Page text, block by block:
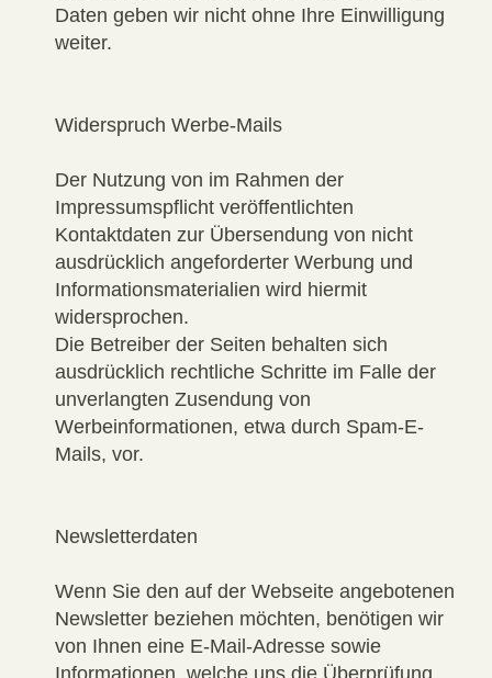
Daten geben wir nicht ohne Ihre Einwilligung
weiter.
Widerspruch Werbe-Mails
Der Nutzung von im Rahmen der
Impressumspflicht veröffentlichten
Kontaktdaten zur Übersendung von nicht
ausdrücklich angeforderter Werbung und
Informationsmaterialien wird hiermit
widersprochen.
Die Betreiber der Seiten behalten sich
ausdrücklich rechtliche Schritte im Falle der
unverlangten Zusendung von
Werbeinformationen, etwa durch Spam-E-
Mails, vor.
Newsletterdaten
Wenn Sie den auf der Webseite angebotenen
Newsletter beziehen möchten, benötigen wir
von Ihnen eine E-Mail-Adresse sowie
Informationen, welche uns die Überprüfung